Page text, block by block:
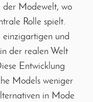
der Modewelt, wo
Rolle spielt.
einzigartigen und
der realen Welt
Entwicklung
Models weniger
in Mode